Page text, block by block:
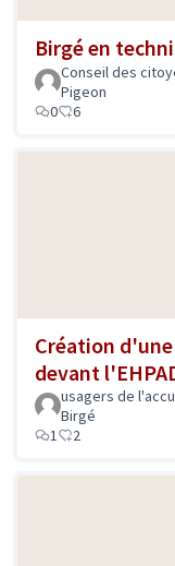
Birgé en
Conseil des
Pigeon
0
6
Création
devant
usagers de
Birgé
1
2